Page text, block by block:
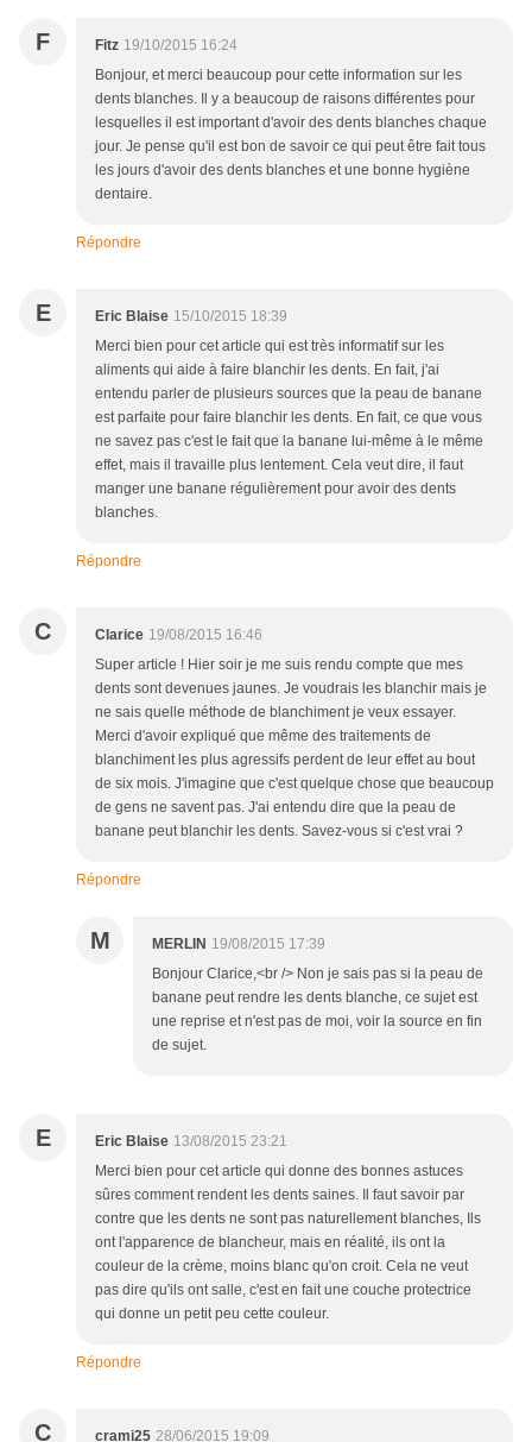
F Fitz 19/10/2015 16:24
Bonjour, et merci beaucoup pour cette information sur les
dents blanches. Il y a beaucoup de raisons différentes pour
lesquelles il est important d'avoir des dents blanches chaque
jour. Je pense qu'il est bon de savoir ce qui peut être fait tous
les jours d'avoir des dents blanches et une bonne hygiène
dentaire.
Répondre
E Eric Blaise 15/10/2015 18:39
Merci bien pour cet article qui est très informatif sur les
aliments qui aide à faire blanchir les dents. En fait, j'ai
entendu parler de plusieurs sources que la peau de banane
est parfaite pour faire blanchir les dents. En fait, ce que vous
ne savez pas c'est le fait que la banane lui-même à le même
effet, mais il travaille plus lentement. Cela veut dire, il faut
manger une banane régulièrement pour avoir des dents
blanches.
Répondre
C Clarice 19/08/2015 16:46
Super article ! Hier soir je me suis rendu compte que mes
dents sont devenues jaunes. Je voudrais les blanchir mais je
ne sais quelle méthode de blanchiment je veux essayer.
Merci d'avoir expliqué que même des traitements de
blanchiment les plus agressifs perdent de leur effet au bout
de six mois. J'imagine que c'est quelque chose que beaucoup
de gens ne savent pas. J'ai entendu dire que la peau de
banane peut blanchir les dents. Savez-vous si c'est vrai ?
Répondre
M MERLIN 19/08/2015 17:39
Bonjour Clarice,<br /> Non je sais pas si la peau de
banane peut rendre les dents blanche, ce sujet est
une reprise et n'est pas de moi, voir la source en fin
de sujet.
E Eric Blaise 13/08/2015 23:21
Merci bien pour cet article qui donne des bonnes astuces
sûres comment rendent les dents saines. Il faut savoir par
contre que les dents ne sont pas naturellement blanches, Ils
ont l'apparence de blancheur, mais en réalité, ils ont la
couleur de la crème, moins blanc qu'on croit. Cela ne veut
pas dire qu'ils ont salle, c'est en fait une couche protectrice
qui donne un petit peu cette couleur.
Répondre
C crami25 28/06/2015 19:09